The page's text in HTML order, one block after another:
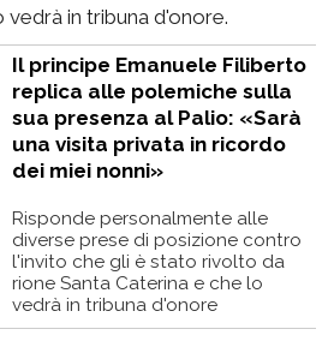
in tribuna d'onore.
Il principe Emanuele Filiberto
replica alle polemiche sulla
sua presenza al Palio: «Sarà
una visita privata in ricordo
dei miei nonni»
Risponde personalmente alle
diverse prese di posizione contro
l'invito che gli è stato rivolto da
rione Santa Caterina e che lo
vedrà in tribuna d'onore